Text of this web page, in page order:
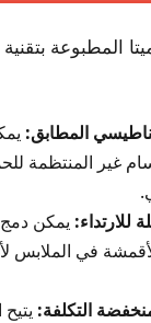
المطابق:
غير المنتظمة
للارتداء: يمكن دمج
في الملابس
التكلفة: